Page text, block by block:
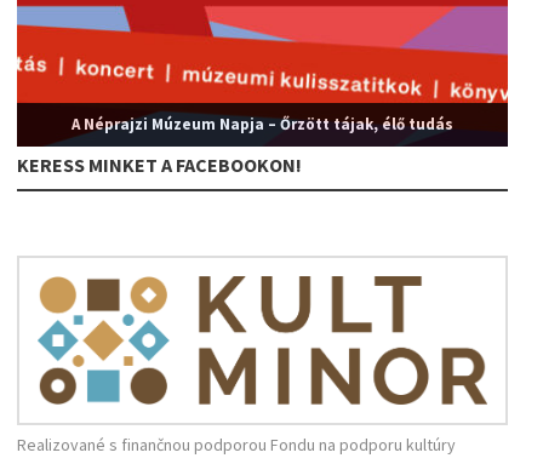
A Néprajzi Múzeum Napja – Őrzött tájak, élő tudás
KERESS MINKET A FACEBOOKON!
Realizované s finančnou podporou Fondu na podporu kultúry